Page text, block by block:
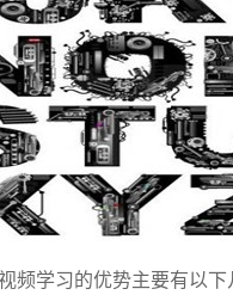
频学习的优势主要有以下